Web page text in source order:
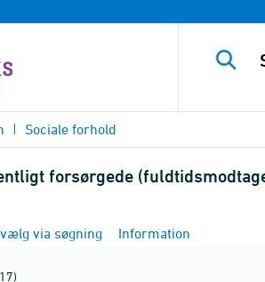
Sociale forhold
forsørgede
via søgning Information